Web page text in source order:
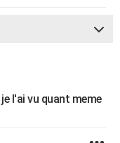
l'ai vu quant meme